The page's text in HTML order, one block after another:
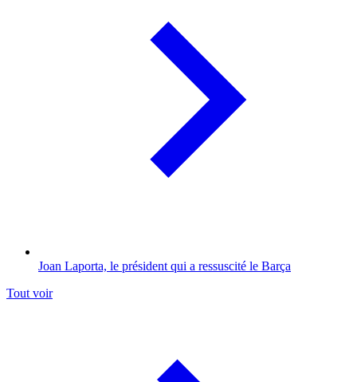
Joan Laporta, le président qui a ressuscité le Barça
Tout voir